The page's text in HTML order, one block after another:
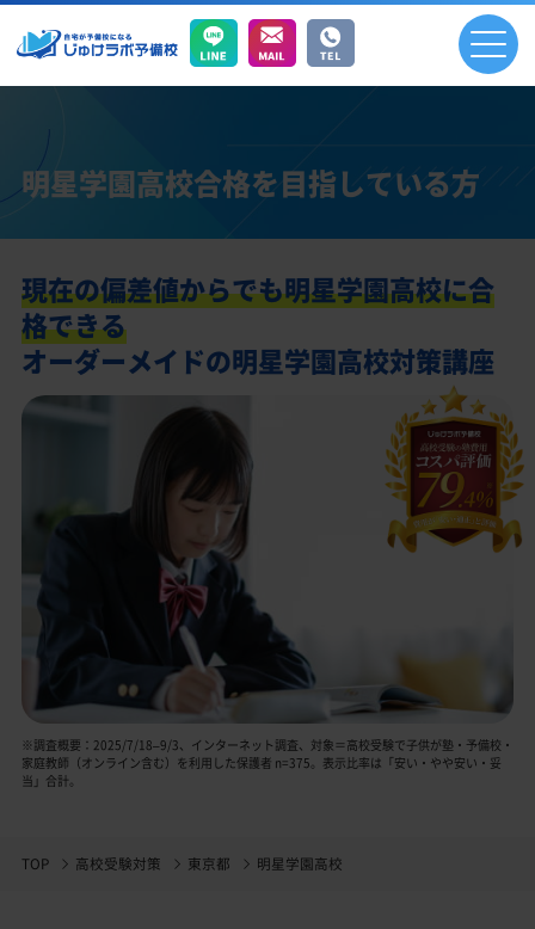
明星学園高校合格を目指している方
現在の偏差値からでも明星学園高校に合
格できる
オーダーメイドの明星学園高校対策講座
※調査概要：2025/7/18–9/3、インターネット調査、対象＝高校受験で子供が塾・予備校・
家庭教師（オンライン含む）を利用した保護者 n=375。表示比率は「安い・やや安い・妥
当」合計。
TOP 高校受験対策 東京都 明星学園高校